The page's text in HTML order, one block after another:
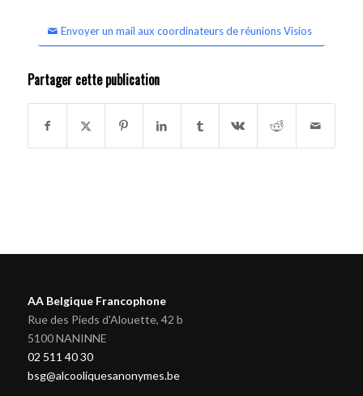
Envoyer un mail aux coordinateurs de réunions Visios
Partager cette publication
AA Belgique Francophone
Rue des Pieds d'Alouette, 42 b
5100 NANINNE
02 511 40 30
bsg@alcooliquesanonymes.be